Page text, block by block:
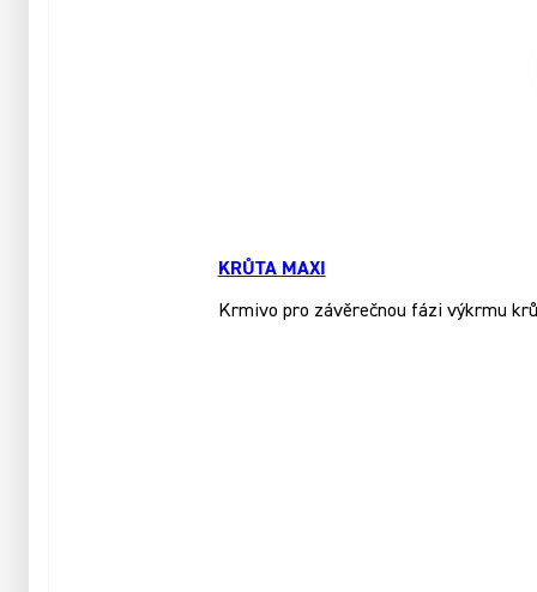
KRŮTA MAXI
Krmivo pro závěrečnou fázi výkrmu